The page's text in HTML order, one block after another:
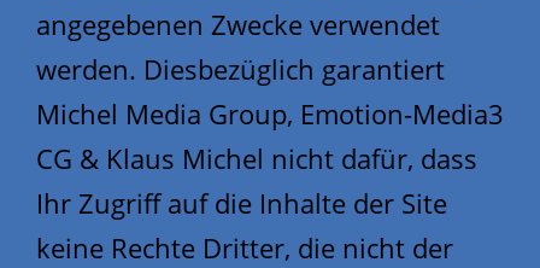
angegebenen Zwecke verwendet
werden. Diesbezüglich garantiert
Michel Media Group, Emotion-Media3
CG & Klaus Michel nicht dafür, dass
Ihr Zugriff auf die Inhalte der Site
keine Rechte Dritter, die nicht der